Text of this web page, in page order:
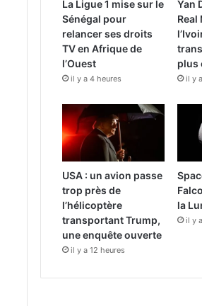
La Ligue 1 mise sur le
Sénégal pour
relancer ses droits
TV en Afrique de
l’Ouest
il y a 4 heures
Yan
Real
plus
il y
USA : un avion passe
trop près de
l’hélicoptère
transportant Trump,
une enquête ouverte
il y a 12 heures
la
il y